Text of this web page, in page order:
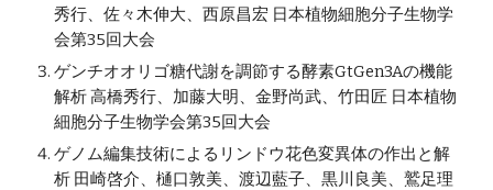
秀行、佐々木伸大、西原昌宏 日本植物細胞分子生物学
会第35回大会
ゲンチオオリゴ糖代謝を調節する酵素GtGen3Aの機能
解析 高橋秀行、加藤大明、金野尚武、竹田匠 日本植物
細胞分子生物学会第35回大会
ゲノム編集技術によるリンドウ花色変異体の作出と解
析 田崎啓介、樋口敦美、渡辺藍子、黒川良美、鷲足理